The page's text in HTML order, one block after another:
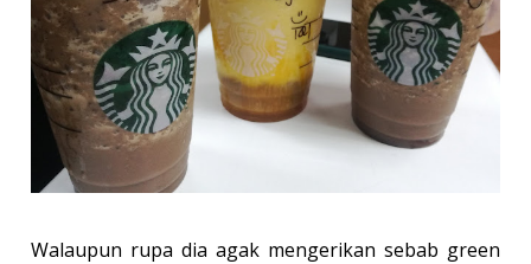
Walaupun rupa dia agak mengerikan sebab green